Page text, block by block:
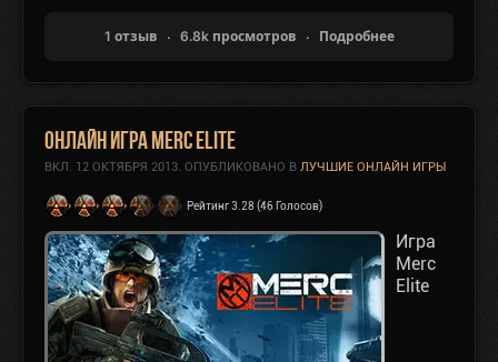
1 отзыв 6.8k просмотров Подробнее
Онлайн игра Merc Elite
ВКЛ. 12 ОКТЯБРЯ 2013. ОПУБЛИКОВАНО В ЛУЧШИЕ ОНЛАЙН ИГРЫ
Рейтинг 3.28 (46 Голосов)
Игра
Merc
Elite